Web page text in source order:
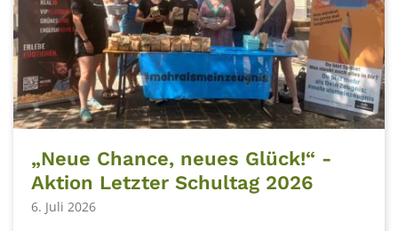
„Neue Chance, neues Glück!“ -
Aktion Letzter Schultag 2026
6. Juli 2026